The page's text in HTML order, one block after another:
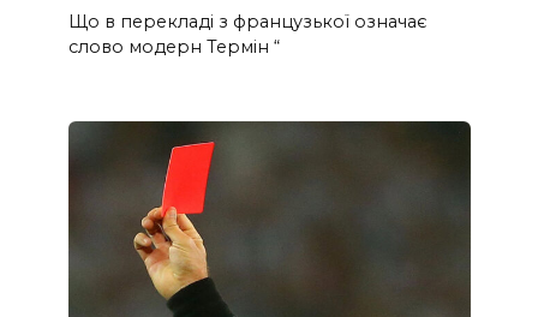
Що в перекладі з французької означає
слово модерн Термін “